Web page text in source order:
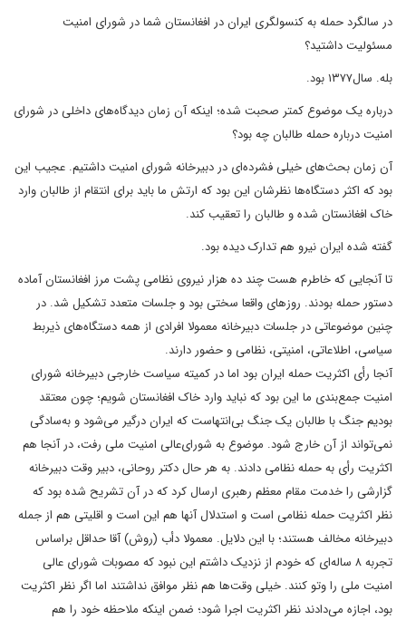
در سالگرد حمله به کنسولگری ایران در افغانستان شما در شورای امنیت
مسئولیت داشتید؟
بله. سال۱۳۷۷ بود.
درباره یک موضوع کمتر صحبت شده؛ اینکه آن زمان دیدگاه‌های داخلی در شورای
امنیت درباره حمله طالبان چه بود؟
آن زمان بحث‌های خیلی فشرده‌ای در دبیرخانه شورای امنیت داشتیم. عجیب این
بود که اکثر دستگاه‌ها نظرشان این بود که ارتش ما باید برای انتقام از طالبان وارد
خاک افغانستان شده و طالبان را تعقیب کند.
گفته شده ایران نیرو هم تدارک دیده بود.
تا آنجایی که خاطرم هست چند ده هزار نیروی نظامی پشت مرز افغانستان آماده
دستور حمله بودند. روزهای واقعا سختی بود و جلسات متعدد تشکیل شد. در
چنین موضوعاتی در جلسات دبیرخانه معمولا افرادی از همه دستگاه‌های ذیربط
سیاسی، اطلاعاتی، امنیتی، نظامی و حضور دارند.
آنجا رأی اکثریت حمله ایران بود اما در کمیته سیاست خارجی دبیرخانه شورای
امنیت جمع‌بندی ما این بود که نباید وارد خاک افغانستان شویم؛ چون معتقد
بودیم جنگ با طالبان یک جنگ بی‌انتهاست که ایران درگیر می‌شود و به‌سادگی
نمی‌تواند از آن خارج شود. موضوع به شورای‌عالی امنیت ملی رفت، در آنجا هم
اکثریت رأی به حمله نظامی دادند. به هر حال دکتر روحانی، دبیر وقت دبیرخانه
گزارشی را خدمت مقام معظم رهبری ارسال کرد که در آن تشریح شده بود که
نظر اکثریت حمله نظامی است و استدلال آنها هم این است و اقلیتی هم از جمله
دبیرخانه مخالف هستند؛ با این دلایل. معمولا دأب (روش) آقا حداقل براساس
تجربه ۸ ساله‌ای که خودم از نزدیک داشتم این نبود که مصوبات شورای‌ عالی
امنیت ملی را وتو کنند. خیلی وقت‌ها هم نظر موافق نداشتند اما اگر نظر اکثریت
بود، اجازه می‌دادند نظر اکثریت اجرا شود؛ ضمن اینکه ملاحظه خود را هم